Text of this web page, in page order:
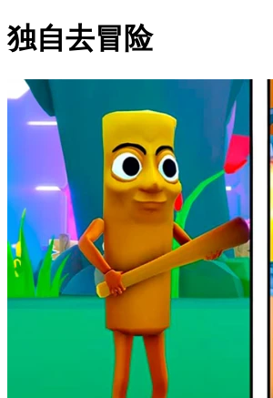
独自去冒险